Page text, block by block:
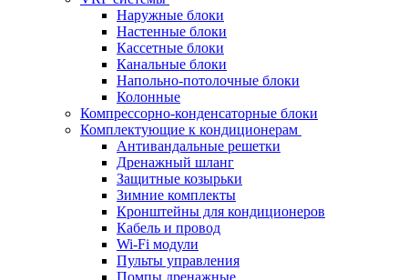
Наружные блоки
Настенные блоки
Кассетные блоки
Канальные блоки
Напольно-потолочные блоки
Колонные
Компрессорно-конденсаторные блоки
Комплектующие к кондиционерам
Антивандальные решетки
Дренажный шланг
Защитные козырьки
Зимние комплекты
Кронштейны для кондиционеров
Кабель и провод
Wi-Fi модули
Пульты управления
Помпы дренажные